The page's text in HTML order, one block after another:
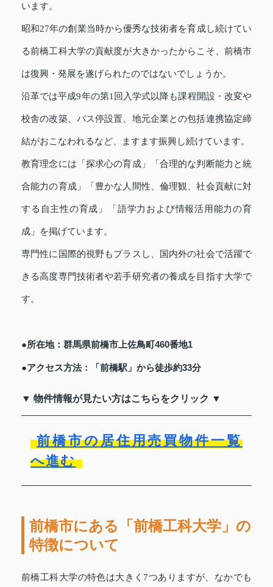
います。
昭和27年の創業当時から優秀な技術者を育成し続けてい
る前橋工科大学の貢献度が大きかったからこそ、前橋市
は復興・発展を遂げられたのではないでしょうか。
沿革では平成9年の第1回入学式以降も課程開設・改変や
校舎の改築、バス停設置、地元企業との包括連携協定締
結がおこなわれるなど、ますます振興し続けています。
教育理念には「探求心の育成」「合理的な判断能力と統
合能力の育成」「豊かな人間性、倫理観、社会貢献に対
する自主性の育成」「語学力および情報活用能力の育
成」を掲げています。
専門性に国際的視野もプラスし、国内外の社会で活躍で
きる高度専門技術者や若手研究者の養成を目指す大学で
す。
●所在地：群馬県前橋市上佐鳥町460番地1
●アクセス方法：「前橋駅」から徒歩約33分
▼ 物件情報が見たい方はこちらをクリック ▼
前橋市の居住用売買物件一覧
へ進む
前橋市にある「前橋工科大学」の
特徴について
前橋工科大学の特色は大きく7つありますが、なかでも